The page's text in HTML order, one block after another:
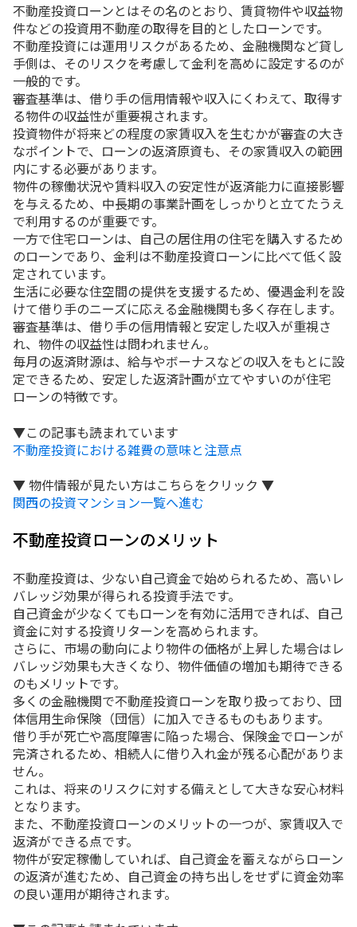
不動産投資ローンとはその名のとおり、賃貸物件や収益物
件などの投資用不動産の取得を目的としたローンです。
不動産投資には運用リスクがあるため、金融機関など貸し
手側は、そのリスクを考慮して金利を高めに設定するのが
一般的です。
審査基準は、借り手の信用情報や収入にくわえて、取得す
る物件の収益性が重要視されます。
投資物件が将来どの程度の家賃収入を生むかが審査の大き
なポイントで、ローンの返済原資も、その家賃収入の範囲
内にする必要があります。
物件の稼働状況や賃料収入の安定性が返済能力に直接影響
を与えるため、中長期の事業計画をしっかりと立てたうえ
で利用するのが重要です。
一方で住宅ローンは、自己の居住用の住宅を購入するため
のローンであり、金利は不動産投資ローンに比べて低く設
定されています。
生活に必要な住空間の提供を支援するため、優遇金利を設
けて借り手のニーズに応える金融機関も多く存在します。
審査基準は、借り手の信用情報と安定した収入が重視さ
れ、物件の収益性は問われません。
毎月の返済財源は、給与やボーナスなどの収入をもとに設
定できるため、安定した返済計画が立てやすいのが住宅
ローンの特徴です。
▼この記事も読まれています
不動産投資における雑費の意味と注意点
▼ 物件情報が見たい方はこちらをクリック ▼
関西の投資マンション一覧へ進む
不動産投資ローンのメリット
不動産投資は、少ない自己資金で始められるため、高いレ
バレッジ効果が得られる投資手法です。
自己資金が少なくてもローンを有効に活用できれば、自己
資金に対する投資リターンを高められます。
さらに、市場の動向により物件の価格が上昇した場合はレ
バレッジ効果も大きくなり、物件価値の増加も期待できる
のもメリットです。
多くの金融機関で不動産投資ローンを取り扱っており、団
体信用生命保険（団信）に加入できるものもあります。
借り手が死亡や高度障害に陥った場合、保険金でローンが
完済されるため、相続人に借り入れ金が残る心配がありま
せん。
これは、将来のリスクに対する備えとして大きな安心材料
となります。
また、不動産投資ローンのメリットの一つが、家賃収入で
返済ができる点です。
物件が安定稼働していれば、自己資金を蓄えながらローン
の返済が進むため、自己資金の持ち出しをせずに資金効率
の良い運用が期待されます。